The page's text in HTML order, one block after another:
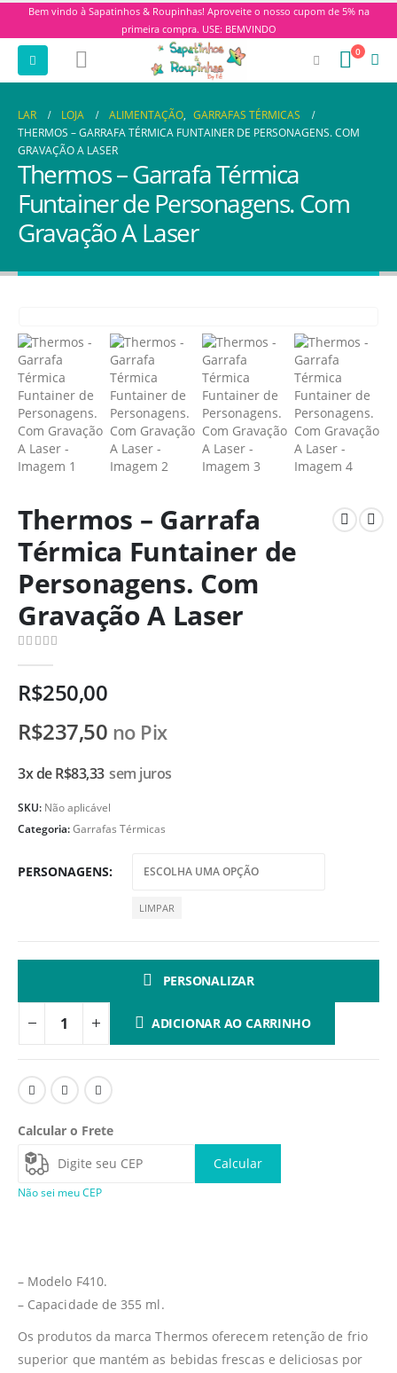
Bem vindo à Sapatinhos & Roupinhas! Aproveite o nosso cupom de 5% na
primeira compra. USE: BEMVINDO
0
LAR LOJA ALIMENTAÇÃO, GARRAFAS TÉRMICAS
THERMOS – GARRAFA TÉRMICA FUNTAINER DE PERSONAGENS. COM
GRAVAÇÃO A LASER
Thermos – Garrafa Térmica
Funtainer de Personagens. Com
Gravação A Laser
Thermos – Garrafa
Térmica Funtainer de
Personagens. Com
Gravação A Laser
R$250,00
R$237,50 no Pix
3x deR$83,33 sem juros
SKU: Não aplicável
Categoria:Garrafas Térmicas
PERSONAGENS
LIMPAR
PERSONALIZAR
ADICIONAR AO CARRINHO
Calcular o Frete
Calcular
Não sei meu CEP
– Modelo F410.
– Capacidade de 355 ml.
Os produtos da marca Thermos oferecem retenção de frio
superior que mantém as bebidas frescas e deliciosas por